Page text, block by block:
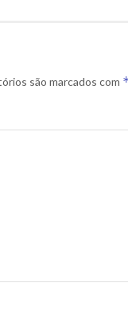
são marcados com *